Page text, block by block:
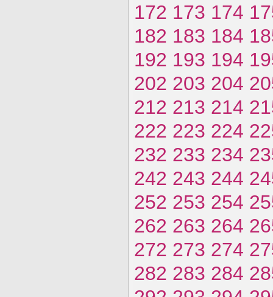
172 173 174
182 183 184
192 193 194
202 203 204
212 213 214
222 223 224
232 233 234
242 243 244
252 253 254
262 263 264
272 273 274
282 283 284